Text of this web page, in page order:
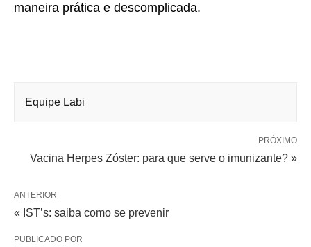
maneira prática e descomplicada.
Equipe Labi
PRÓXIMO
Vacina Herpes Zóster: para que serve o imunizante? »
ANTERIOR
« IST’s: saiba como se prevenir
PUBLICADO POR